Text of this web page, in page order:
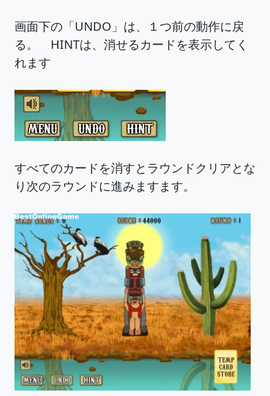
画面下の「UNDO」は、１つ前の動作に戻
る。 HINTは、消せるカードを表示してく
れます
すべてのカードを消すとラウンドクリアとな
り次のラウンドに進みますます。